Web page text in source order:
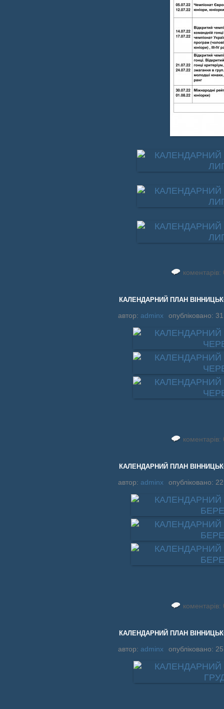
коментарів:
КАЛЕНДАРНИЙ ПЛАН
автор: adminx опубліковано:
коментарів:
КАЛЕНДАРНИЙ ПЛАН
автор: adminx опубліковано:
коментарів:
КАЛЕНДАРНИЙ ПЛАН
автор: adminx опубліковано: